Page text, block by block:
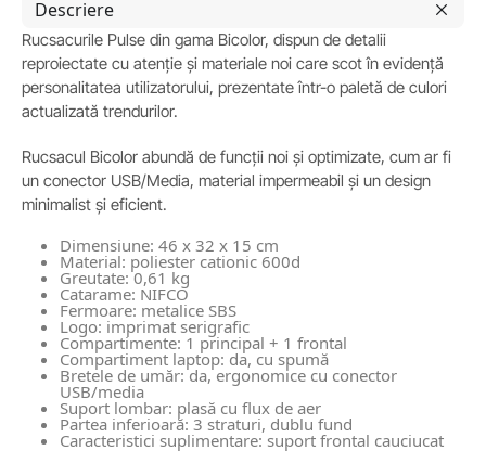
Descriere
Rucsacurile Pulse din gama Bicolor, dispun de detalii
reproiectate cu atenție și materiale noi care scot în evidență
personalitatea utilizatorului, prezentate într-o paletă de culori
actualizată trendurilor.
Rucsacul Bicolor abundă de funcții noi și optimizate, cum ar fi
un conector USB/Media, material impermeabil și un design
minimalist și eficient.
Dimensiune: 46 x 32 x 15 cm
Material: poliester cationic 600d
Greutate: 0,61 kg
Catarame: NIFCO
Fermoare: metalice SBS
Logo: imprimat serigrafic
Compartimente: 1 principal + 1 frontal
Compartiment laptop: da, cu spumă
Bretele de umăr: da, ergonomice cu conector
USB/media
Suport lombar: plasă cu flux de aer
Partea inferioară: 3 straturi, dublu fund
Caracteristici suplimentare: suport frontal cauciucat